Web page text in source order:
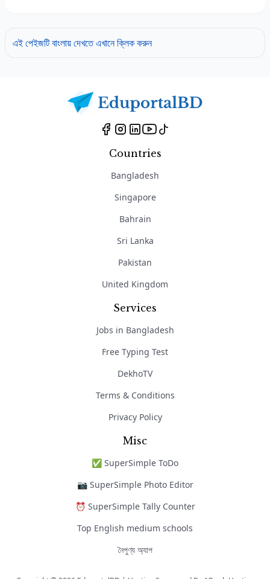
এই পেইজটি বাংলায় দেখতে এখানে ক্লিক করুন
Countries
Bangladesh
Singapore
Bahrain
Sri Lanka
Pakistan
United Kingdom
Services
Jobs in Bangladesh
Free Typing Test
DekhoTV
Terms & Conditions
Privacy Policy
Misc
✅ SuperSimple ToDo
📷 SuperSimple Photo Editor
⏰ SuperSimple Tally Counter
Top English medium schools
নৈপুণ্য অ্যাপ